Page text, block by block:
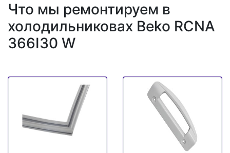
Что мы ремонтируем в
холодильниковах Beko RCNA
366I30 W